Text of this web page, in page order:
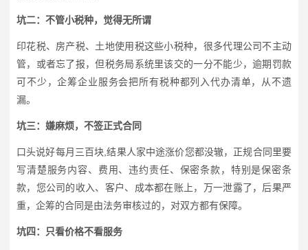
坑二：不管小税种，觉得无所谓
印花税、房产税、土地使用税这些小税种，很多代理公司不主动
管，或者忘了报，但税务局系统里该交的一分不能少，逾期罚款
可不少，企筹企业服务会把所有税种都列入代办清单，从不遗
漏。
坑三：嫌麻烦，不签正式合同
口头说好每月三百块,结果人家中途涨价您都没辙，正规合同里要
写清楚服务内容、费用、违约责任、保密条款，特别是保密条
款，您公司的收入、客户、成本都在账上，万一泄露了，后果严
重，企筹的合同是由法务审核过的，对双方都有保障。
坑四：只看价格不看服务